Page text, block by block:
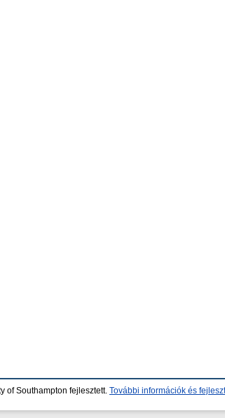
of Southampton fejlesztett. További információk és